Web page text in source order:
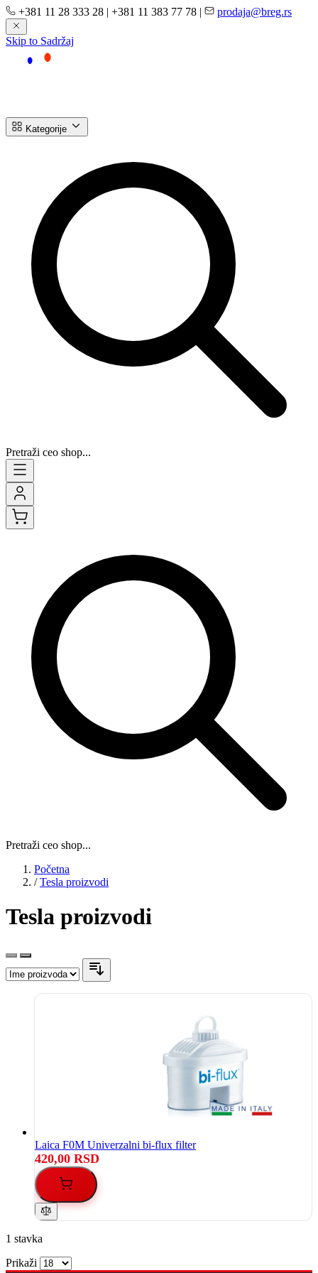
+381 11 28 333 28 | +381 11 383 77 78 | prodaja@breg.rs
Skip to Sadržaj
Kategorije
Pretraži ceo shop...
Pretraži ceo shop...
Početna
/ Tesla proizvodi
Tesla proizvodi
Laica F0M Univerzalni bi-flux filter
420,00 RSD
1 stavka
Prikaži